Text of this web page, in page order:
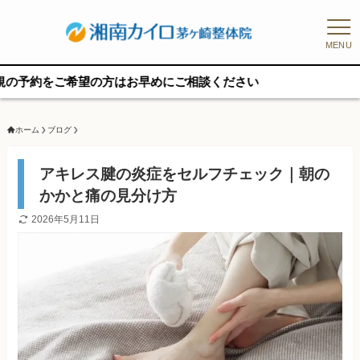
MENU
望の方はお早めにご相談ください
ホーム ブログ
アキレス腱の炎症をセルフチェック｜朝の
かかと痛の見分け方
2026年5月11日